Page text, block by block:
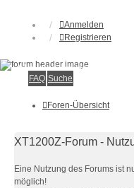
Anmelden
Registrieren
Alles rund um die Yamaha
FAQ Suche
Foren-Übersicht
XT1200Z-Forum -
Eine Nutzung des Forums ist
möglich!